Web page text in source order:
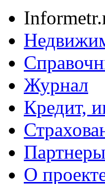
Журнал
Кредит,
Партнеры
O